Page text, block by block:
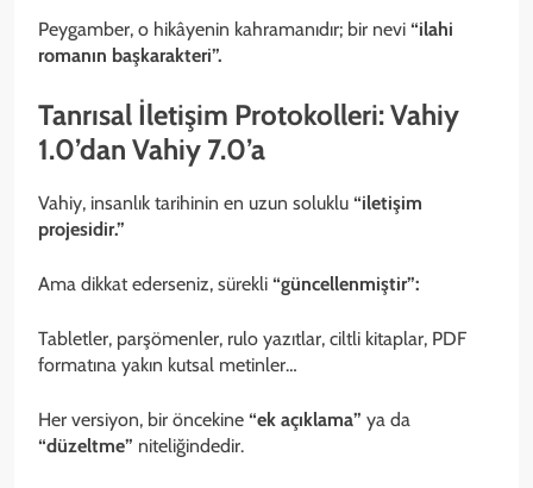
Peygamber, o hikâyenin kahramanıdır; bir nevi “ilahi
romanın başkarakteri”.
Tanrısal İletişim Protokolleri: Vahiy
1.0’dan Vahiy 7.0’a
Vahiy, insanlık tarihinin en uzun soluklu “iletişim
projesidir.”
Ama dikkat ederseniz, sürekli “güncellenmiştir”:
Tabletler, parşömenler, rulo yazıtlar, ciltli kitaplar, PDF
formatına yakın kutsal metinler…
Her versiyon, bir öncekine “ek açıklama” ya da
“düzeltme” niteliğindedir.